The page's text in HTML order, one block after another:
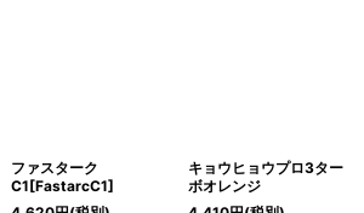
ファスターク
C1[FastarcC1]
キョウヒョウプロ3ター
ボオレンジ